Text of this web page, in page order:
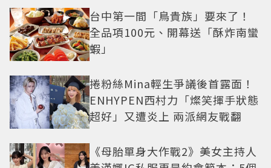
台中第一間「鳥貴族」要來了！
全品項100元、開幕送「酥炸南蠻
蝦」
捲粉絲Mina輕生爭議後首露面！
ENHYPEN西村力「燦笑揮手狀態
超好」又遭炎上 兩派網友戰翻
《母胎單身大作戰2》美女主持人